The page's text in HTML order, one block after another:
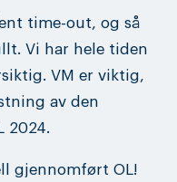
time-out, og så
Vi har hele tiden
VM er viktig,
av den
2024.
gjennomført OL!